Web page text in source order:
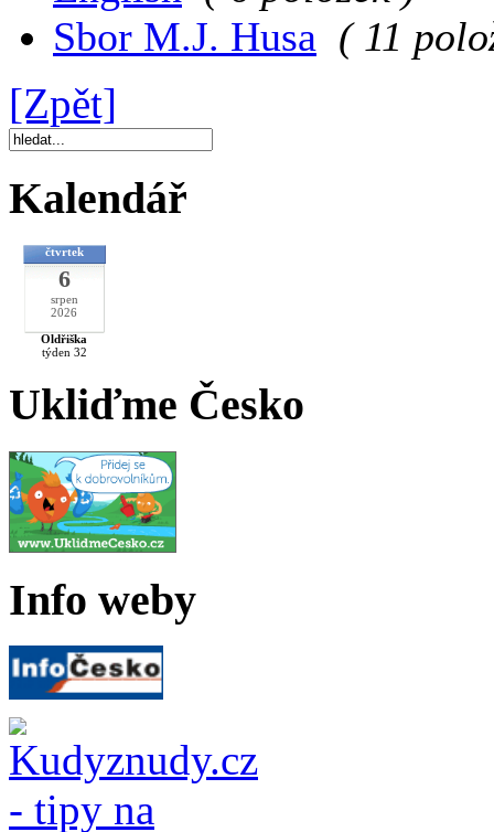
Sbor M.J. Husa ( 11
[Zpět]
Kalendář
čtvrtek
6
srpen
2026
Oldřiška
týden 32
Ukliďme Česko
Info weby